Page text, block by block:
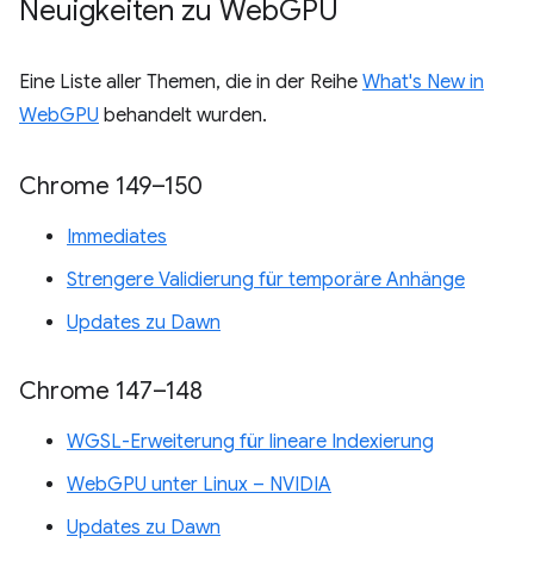
Neuigkeiten zu WebGPU
Eine Liste aller Themen, die in der Reihe What's New in
WebGPU behandelt wurden.
Chrome 149–150
Immediates
Strengere Validierung für temporäre Anhänge
Updates zu Dawn
Chrome 147–148
WGSL-Erweiterung für lineare Indexierung
WebGPU unter Linux – NVIDIA
Updates zu Dawn